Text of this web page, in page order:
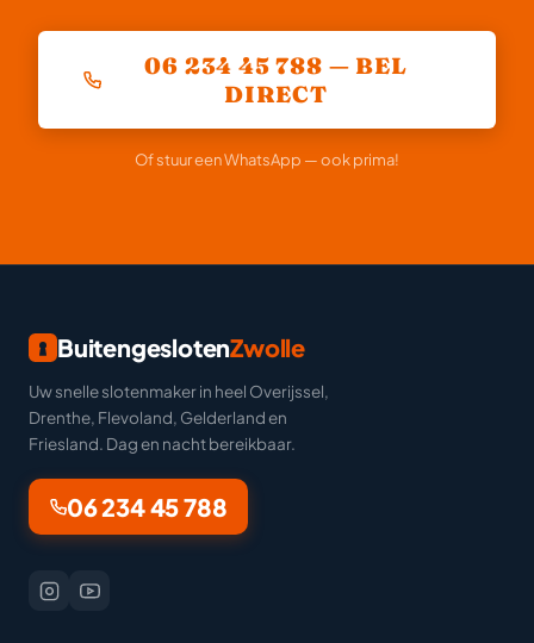
06 234 45 788 — BEL
DIRECT
Of stuur een WhatsApp — ook prima!
BuitengeslotenZwolle
Uw snelle slotenmaker in heel Overijssel,
Drenthe, Flevoland, Gelderland en
Friesland. Dag en nacht bereikbaar.
06 234 45 788